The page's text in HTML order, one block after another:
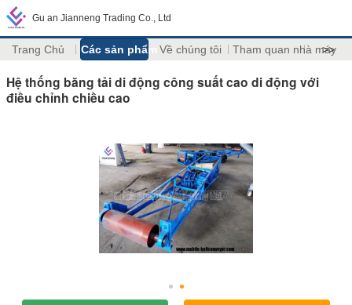
Gu an Jianneng Trading Co., Ltd
Trang Chủ Các sản phẩm Về chúng tôi Tham quan nhà máy
>>
Hệ thống băng tải di động công suất cao di động với
điều chỉnh chiều cao